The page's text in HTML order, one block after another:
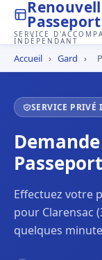
SERVICE
INDÉPENDANT
Accueil › Gard ›
SERVICE
Effectuez votre
pour Clarensac
quelques